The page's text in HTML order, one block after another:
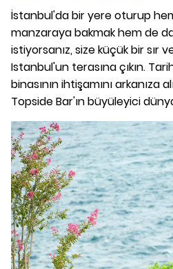
İstanbul'da bir yere oturup
manzaraya bakmak hem de
istiyorsanız, size küçük bir sır
Istanbul'un terasına çıkın.
binasının ihtişamını arkanıza
Topside Bar'ın büyüleyici